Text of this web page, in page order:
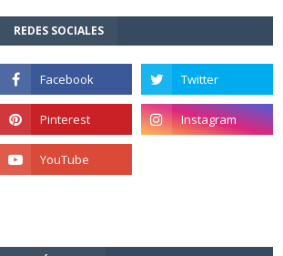
REDES SOCIALES